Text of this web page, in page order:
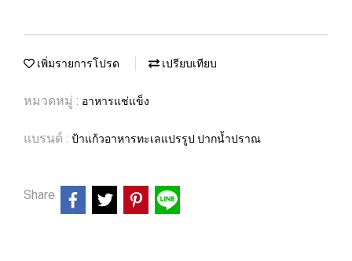
เพิ่มรายการโปรด เปรียบเทียบ
หมวดหมู่ : อาหารแช่แข็ง
แบรนด์ : ป้าแก้วอาหารทะเลแปรรูป ปากน้ำปราณ
Share